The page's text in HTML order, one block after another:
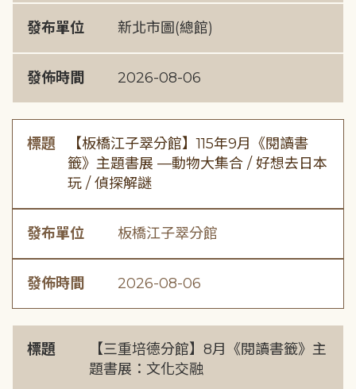
發布單位 新北市圖(總館)
發佈時間 2026-08-06
標題
【板橋江子翠分館】115年9月《閱讀書
籤》主題書展 —動物大集合 / 好想去日本
玩 / 偵探解謎
發布單位 板橋江子翠分館
發佈時間 2026-08-06
標題
【三重培德分館】8月《閱讀書籤》主
題書展：文化交融